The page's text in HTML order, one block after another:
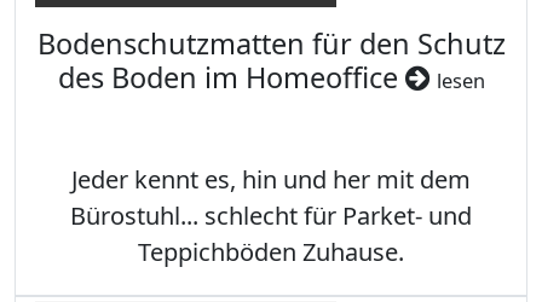
Bodenschutzmatten für den Schutz
des Boden im Homeoffice
lesen
Jeder kennt es, hin und her mit dem
Bürostuhl... schlecht für Parket- und
Teppichböden Zuhause.